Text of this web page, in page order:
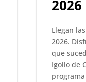
2026
Llegan
2026.
que
Igollo de